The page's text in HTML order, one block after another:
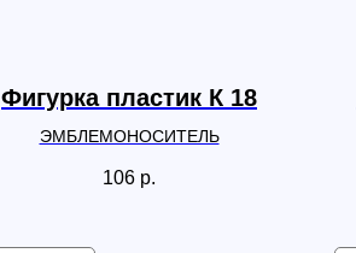
Фигурка пластик К 18
ЭМБЛЕМОНОСИТЕЛЬ
106 р.